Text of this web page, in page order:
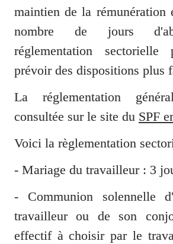
maintien de la rémunération
nombre de jours
réglementation sectorielle
prévoir des dispositions plus
La réglementation
consultée sur le site du SPF
Voici la règlementation
- Mariage du travailleur : 3
- Communion solennelle
travailleur ou de son
effectif à choisir par le